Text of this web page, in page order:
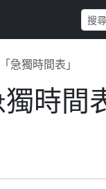
急獨時間表」
時間